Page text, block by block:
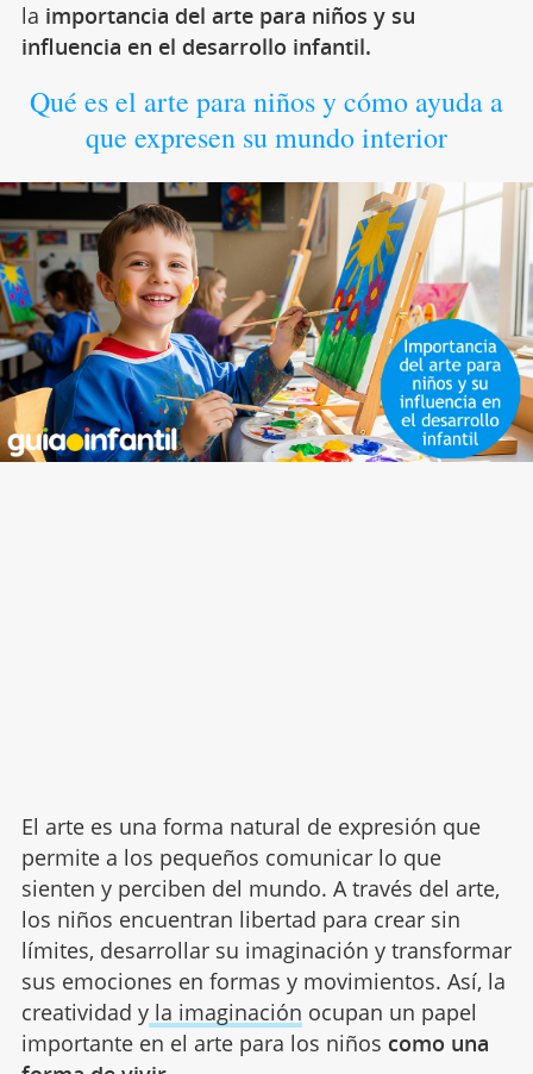
la importancia del arte para niños y su
influencia en el desarrollo infantil.
Qué es el arte para niños y cómo ayuda a
que expresen su mundo interior
El arte es una forma natural de expresión que
permite a los pequeños comunicar lo que
sienten y perciben del mundo. A través del arte,
los niños encuentran libertad para crear sin
límites, desarrollar su imaginación y transformar
sus emociones en formas y movimientos. Así, la
creatividad yla imaginación ocupan un papel
importante en el arte para los niños como una